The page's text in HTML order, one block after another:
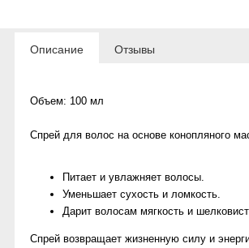
Описание Отзывы
Объем: 100 мл
Спрей для волос на основе конопляного
Питает и увлажняет волосы.
Уменьшает сухость и ломкость.
Дарит волосам мягкость и
Спрей возвращает жизненную силу и